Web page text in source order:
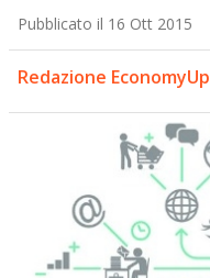
Pubblicato il 16 Ott 2015
Redazione EconomyUp